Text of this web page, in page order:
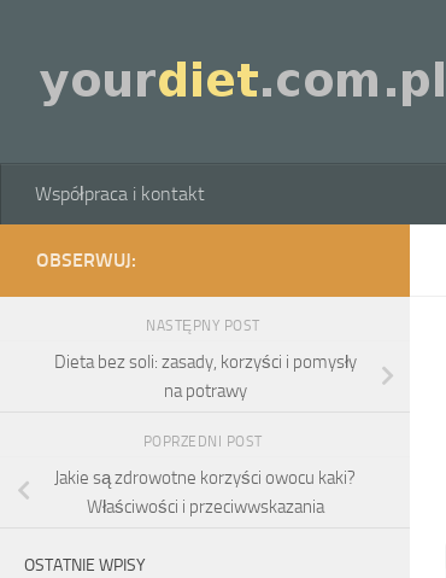
Współpraca i kontakt
OBSERWUJ:
NASTĘPNY POST
Dieta bez soli: zasady, korzyści i pomysły
na potrawy
POPRZEDNI POST
Jakie są zdrowotne korzyści owocu kaki?
Właściwości i przeciwwskazania
OSTATNIE WPISY